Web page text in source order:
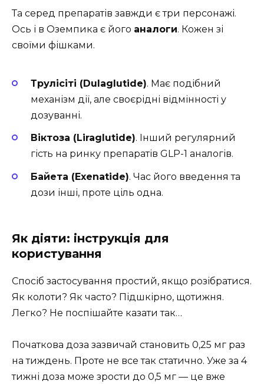
Та серед препаратів завжди є три персонажі.
Ось і в Оземпика є його аналоги. Кожен зі
своїми фішками.
Трулісіті (Dulaglutide). Має подібний
механізм дії, але своєрідні відмінності у
дозуванні.
Віктоза (Liraglutide). Інший регулярний
гість на ринку препаратів GLP-1 аналогів.
Байета (Exenatide). Час його введення та
дози інші, проте ціль одна.
Як діяти: інструкція для
користування
Спосіб застосування простий, якщо розібратися.
Як колоти? Як часто? Підшкірно, щотижня.
Легко? Не поспішайте казати так…
Початкова доза зазвичай становить 0,25 мг раз
на тиждень. Проте не все так статично. Уже за 4
тижні доза може зрости до 0,5 мг — це вже